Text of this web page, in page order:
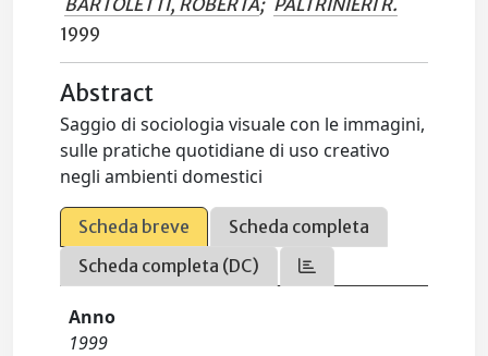
BARTOLETTI, ROBERTA; PALTRINIERI R.
1999
Abstract
Saggio di sociologia visuale con le immagini,
sulle pratiche quotidiane di uso creativo
negli ambienti domestici
Scheda breve
Scheda completa
Scheda completa (DC)
Anno
1999